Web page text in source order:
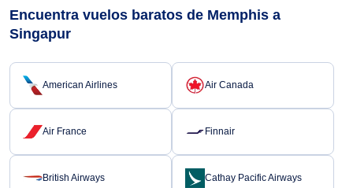
Encuentra vuelos baratos de Memphis a
Singapur
American Airlines Air Canada
Air France Finnair
British Airways Cathay Pacific Airways